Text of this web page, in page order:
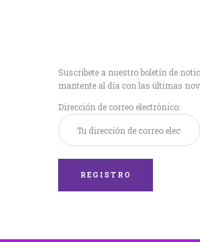
Suscríbete a nuestro boletín de
mantente al día con las últimas
Dirección de correo electrónico: